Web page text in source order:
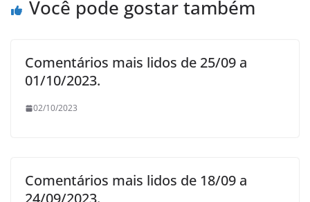
Você pode gostar também
Comentários mais lidos de 25/09 a
01/10/2023.
02/10/2023
Comentários mais lidos de 18/09 a